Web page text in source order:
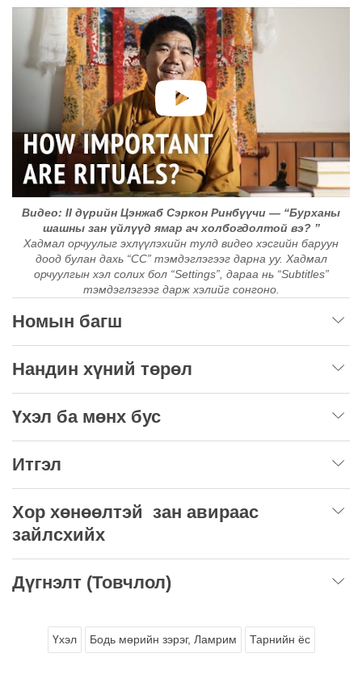
Видео: II дүрийн Цэнжаб Сэркон Ринбүүчи — “Бурханы
шашны зан үйлүүд ямар ач холбогдолтой вэ? ”
Хадмал орчуулыг эхлүүлэхийн тулд видео хэсгийн баруун
доод булан дахь “CC” тэмдэглэгээг дарна уу. Хадмал
орчуулгын хэл солих бол “Settings”, дараа нь “Subtitles”
тэмдэглэгээг дарж хэлийг сонгоно.
Номын багш
Нандин хүний төрөл
Үхэл ба мөнх бус
Итгэл
Хор хөнөөлтэй зан авираас
зайлсхийх
Дүгнэлт (Товчлол)
Үхэл Бодь мөрийн зэрэг, Ламрим Тарнийн ёс